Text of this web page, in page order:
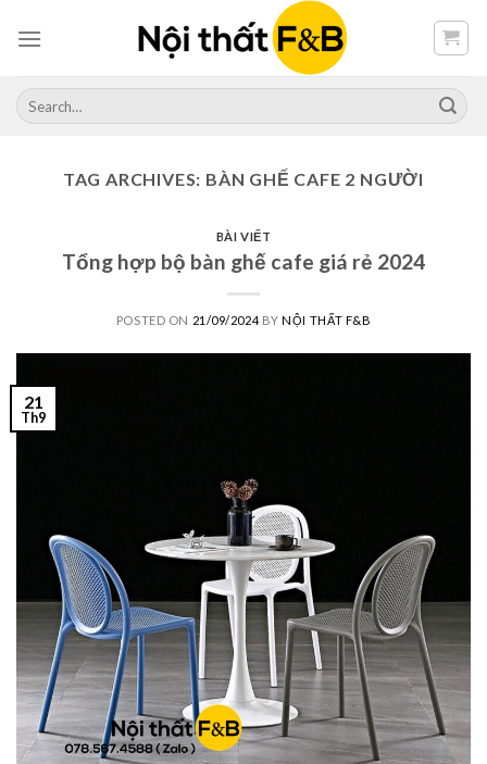
Search
for:
TAG ARCHIVES: BÀN GHẾ CAFE 2 NGƯỜI
BÀI VIẾT
Tổng hợp bộ bàn ghế cafe giá rẻ 2024
POSTED ON 21/09/2024BYNỘI THẤT F&B
21
Th9